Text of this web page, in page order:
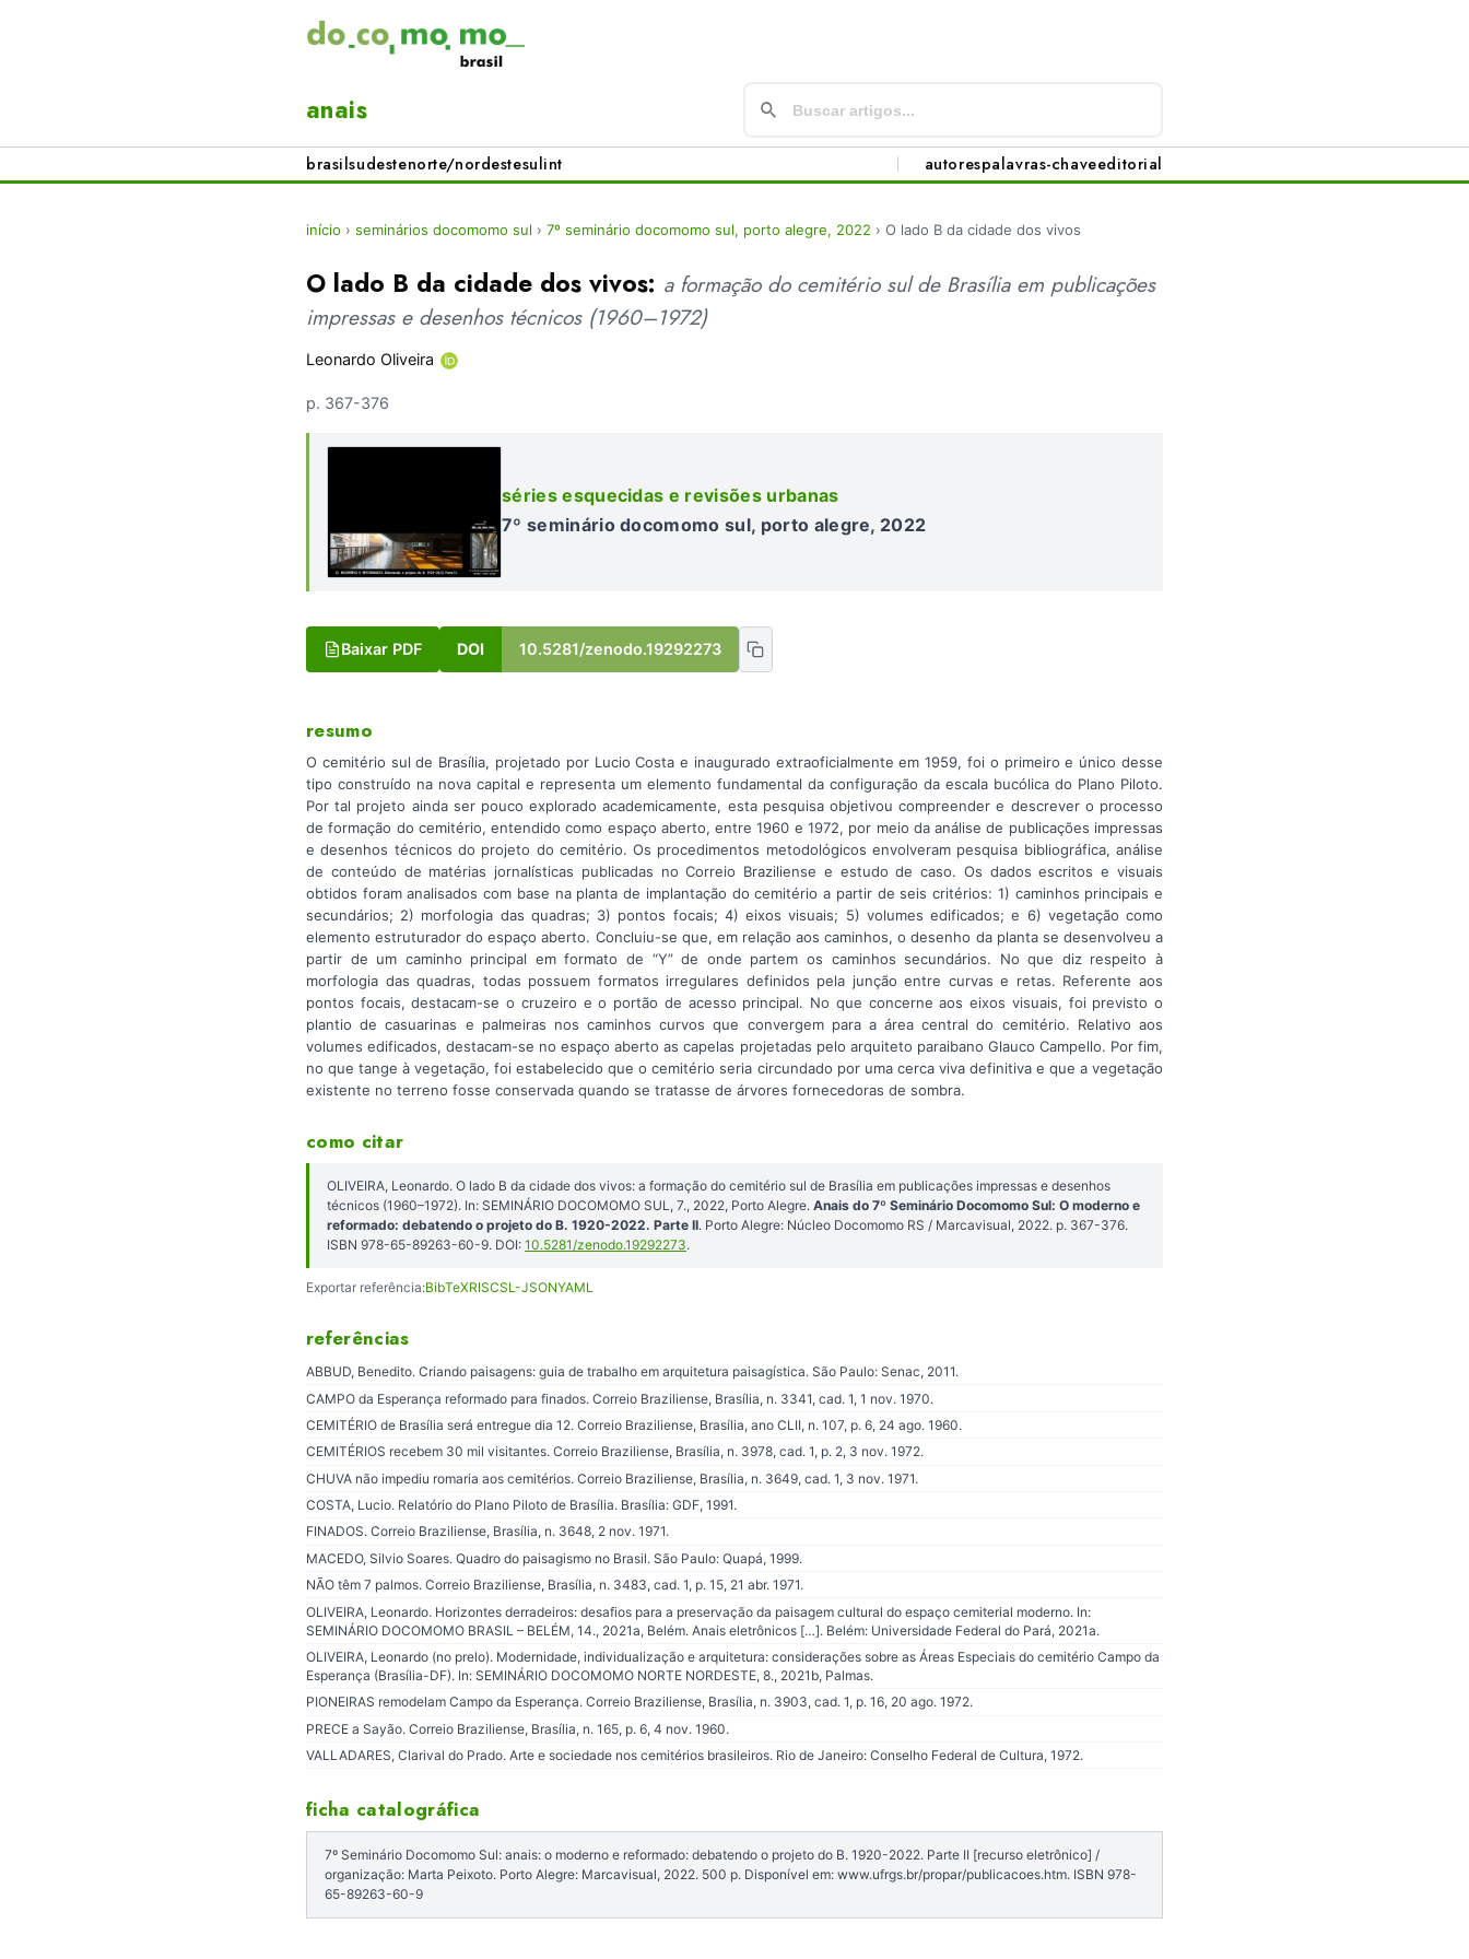
anais
brasilsudestenorte/nordestesulint autorespalavras-chaveeditorial
início › seminários docomomo sul › 7º seminário docomomo sul, porto alegre, 2022 › O lado B da cidade dos vivos
O lado B da cidade dos vivos: a formação do cemitério sul de Brasília em publicações
impressas e desenhos técnicos (1960–1972)
Leonardo Oliveira
p. 367-376
séries esquecidas e revisões urbanas
7º seminário docomomo sul, porto alegre, 2022
Baixar PDF DOI 10.5281/zenodo.19292273
resumo
O cemitério sul de Brasília, projetado por Lucio Costa e inaugurado extraoficialmente em 1959, foi o primeiro e único desse
tipo construído na nova capital e representa um elemento fundamental da configuração da escala bucólica do Plano Piloto.
Por tal projeto ainda ser pouco explorado academicamente, esta pesquisa objetivou compreender e descrever o processo
de formação do cemitério, entendido como espaço aberto, entre 1960 e 1972, por meio da análise de publicações impressas
e desenhos técnicos do projeto do cemitério. Os procedimentos metodológicos envolveram pesquisa bibliográfica, análise
de conteúdo de matérias jornalísticas publicadas no Correio Braziliense e estudo de caso. Os dados escritos e visuais
obtidos foram analisados com base na planta de implantação do cemitério a partir de seis critérios: 1) caminhos principais e
secundários; 2) morfologia das quadras; 3) pontos focais; 4) eixos visuais; 5) volumes edificados; e 6) vegetação como
elemento estruturador do espaço aberto. Concluiu-se que, em relação aos caminhos, o desenho da planta se desenvolveu a
partir de um caminho principal em formato de “Y” de onde partem os caminhos secundários. No que diz respeito à
morfologia das quadras, todas possuem formatos irregulares definidos pela junção entre curvas e retas. Referente aos
pontos focais, destacam-se o cruzeiro e o portão de acesso principal. No que concerne aos eixos visuais, foi previsto o
plantio de casuarinas e palmeiras nos caminhos curvos que convergem para a área central do cemitério. Relativo aos
volumes edificados, destacam-se no espaço aberto as capelas projetadas pelo arquiteto paraibano Glauco Campello. Por fim,
no que tange à vegetação, foi estabelecido que o cemitério seria circundado por uma cerca viva definitiva e que a vegetação
existente no terreno fosse conservada quando se tratasse de árvores fornecedoras de sombra.
como citar
OLIVEIRA, Leonardo. O lado B da cidade dos vivos: a formação do cemitério sul de Brasília em publicações impressas e desenhos
técnicos (1960–1972). In: SEMINÁRIO DOCOMOMO SUL, 7., 2022, Porto Alegre. Anais do 7º Seminário Docomomo Sul: O moderno e
reformado: debatendo o projeto do B. 1920-2022. Parte II. Porto Alegre: Núcleo Docomomo RS / Marcavisual, 2022. p. 367-376.
ISBN 978-65-89263-60-9. DOI: 10.5281/zenodo.19292273.
Exportar referência:BibTeXRISCSL-JSONYAML
referências
ABBUD, Benedito. Criando paisagens: guia de trabalho em arquitetura paisagística. São Paulo: Senac, 2011.
CAMPO da Esperança reformado para finados. Correio Braziliense, Brasília, n. 3341, cad. 1, 1 nov. 1970.
CEMITÉRIO de Brasília será entregue dia 12. Correio Braziliense, Brasília, ano CLII, n. 107, p. 6, 24 ago. 1960.
CEMITÉRIOS recebem 30 mil visitantes. Correio Braziliense, Brasília, n. 3978, cad. 1, p. 2, 3 nov. 1972.
CHUVA não impediu romaria aos cemitérios. Correio Braziliense, Brasília, n. 3649, cad. 1, 3 nov. 1971.
COSTA, Lucio. Relatório do Plano Piloto de Brasília. Brasília: GDF, 1991.
FINADOS. Correio Braziliense, Brasília, n. 3648, 2 nov. 1971.
MACEDO, Silvio Soares. Quadro do paisagismo no Brasil. São Paulo: Quapá, 1999.
NÃO têm 7 palmos. Correio Braziliense, Brasília, n. 3483, cad. 1, p. 15, 21 abr. 1971.
OLIVEIRA, Leonardo. Horizontes derradeiros: desafios para a preservação da paisagem cultural do espaço cemiterial moderno. In:
SEMINÁRIO DOCOMOMO BRASIL – BELÉM, 14., 2021a, Belém. Anais eletrônicos […]. Belém: Universidade Federal do Pará, 2021a.
OLIVEIRA, Leonardo (no prelo). Modernidade, individualização e arquitetura: considerações sobre as Áreas Especiais do cemitério Campo da
Esperança (Brasília-DF). In: SEMINÁRIO DOCOMOMO NORTE NORDESTE, 8., 2021b, Palmas.
PIONEIRAS remodelam Campo da Esperança. Correio Braziliense, Brasília, n. 3903, cad. 1, p. 16, 20 ago. 1972.
PRECE a Sayão. Correio Braziliense, Brasília, n. 165, p. 6, 4 nov. 1960.
VALLADARES, Clarival do Prado. Arte e sociedade nos cemitérios brasileiros. Rio de Janeiro: Conselho Federal de Cultura, 1972.
ficha catalográfica
7º Seminário Docomomo Sul: anais: o moderno e reformado: debatendo o projeto do B. 1920-2022. Parte II [recurso eletrônico] /
organização: Marta Peixoto. Porto Alegre: Marcavisual, 2022. 500 p. Disponível em: www.ufrgs.br/propar/publicacoes.htm. ISBN 978-
65-89263-60-9